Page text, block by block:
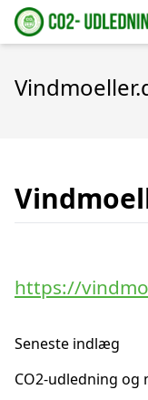
https://
Seneste indlæg
CO2-udledning